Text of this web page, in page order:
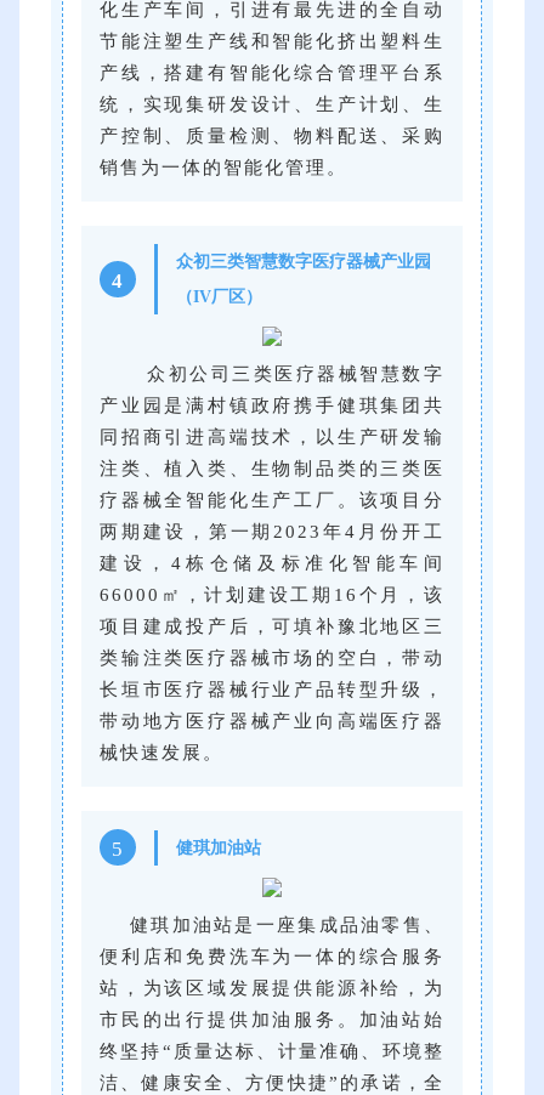
化生产车间，引进有最先进的全自动
节能注塑生产线和智能化挤出塑料生
产线，搭建有智能化综合管理平台系
统，实现集研发设计、生产计划、生
产控制、质量检测、物料配送、采购
销售为一体的智能化管理。
4
众初三类智慧数字医疗器械产业园
（IV厂区）
众初公司三类医疗器械智慧数字
产业园是满村镇政府携手健琪集团共
同招商引进高端技术，以生产研发输
注类、植入类、生物制品类的三类医
疗器械全智能化生产工厂。该项目分
两期建设，第一期2023年4月份开工
建设，4栋仓储及标准化智能车间
66000㎡，计划建设工期16个月，该
项目建成投产后，可填补豫北地区三
类输注类医疗器械市场的空白，带动
长垣市医疗器械行业产品转型升级，
带动地方医疗器械产业向高端医疗器
械快速发展。
5 健琪加油站
健琪加油站是一座集成品油零售、
便利店和免费洗车为一体的综合服务
站，为该区域发展提供能源补给，为
市民的出行提供加油服务。加油站始
终坚持“质量达标、计量准确、环境整
洁、健康安全、方便快捷”的承诺，全